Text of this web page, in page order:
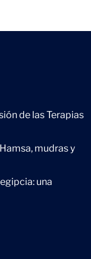
de las Terapias
mudras y
una